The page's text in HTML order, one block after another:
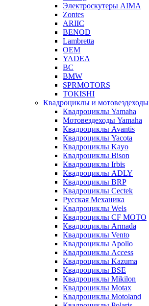
Электроскутеры AIMA
Zontes
ARIIC
BENOD
Lambretta
OEM
YADEA
BC
BMW
SPRMOTORS
TOKISHI
Квадроциклы и мотовездеходы
Квадроциклы Yamaha
Мотовездеходы Yamaha
Квадроциклы Avantis
Квадроциклы Yacota
Квадроциклы Kayo
Квадроциклы Bison
Квадроциклы Irbis
Квадроциклы ADLY
Квадроциклы BRP
Квадроциклы Cectek
Русская Механика
Квадроциклы Wels
Квадроциклы CF MOTO
Квадроциклы Armada
Квадроциклы Vento
Квадроциклы Apollo
Квадроциклы Access
Квадроциклы Kazuma
Квадроциклы BSE
Квадроциклы Mikilon
Квадроциклы Motax
Квадроциклы Motoland